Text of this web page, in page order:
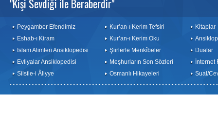
"Kişi Sevdiği ile Beraberdir"
Peygamber Efendimiz
Eshab-ı Kiram
İslam Alimleri Ansiklopedisi
Evliyalar Ansiklopedisi
Silsile-i Âliyye
Kur’an-ı Kerim Tefsiri
Kur’an-ı Kerim Oku
Şiirlerle Menkîbeler
Meşhurların Son Sözleri
Osmanlı Hikayeleri
Kitaplar
Dualar
İnternet
Sual/